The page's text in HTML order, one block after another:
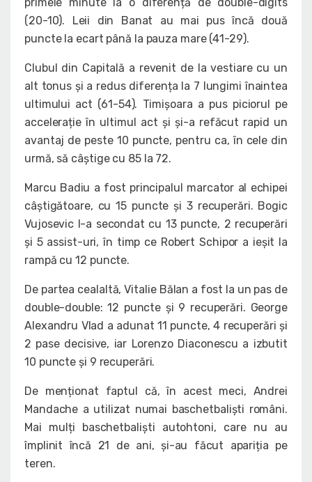
(20-10). Leii din Banat au mai pus încă două
puncte la ecart până la pauza mare (41-29).
Clubul din Capitală a revenit de la vestiare cu un
alt tonus și a redus diferența la 7 lungimi înaintea
ultimului act (61-54). Timișoara a pus piciorul pe
accelerație în ultimul act și și-a refăcut rapid un
avantaj de peste 10 puncte, pentru ca, în cele din
urmă, să câștige cu 85 la 72.
Marcu Badiu a fost principalul marcator al echipei
câștigătoare, cu 15 puncte și 3 recuperări. Bogic
Vujosevic l-a secondat cu 13 puncte, 2 recuperări
și 5 assist-uri, în timp ce Robert Schipor a ieșit la
rampă cu 12 puncte.
De partea cealaltă, Vitalie Bălan a fost la un pas de
double-double: 12 puncte și 9 recuperări. George
Alexandru Vlad a adunat 11 puncte, 4 recuperări și
2 pase decisive, iar Lorenzo Diaconescu a izbutit
10 puncte și 9 recuperări.
De menționat faptul că, în acest meci, Andrei
Mandache a utilizat numai baschetbaliști români.
Mai mulți baschetbaliști autohtoni, care nu au
împlinit încă 21 de ani, și-au făcut apariția pe
teren.